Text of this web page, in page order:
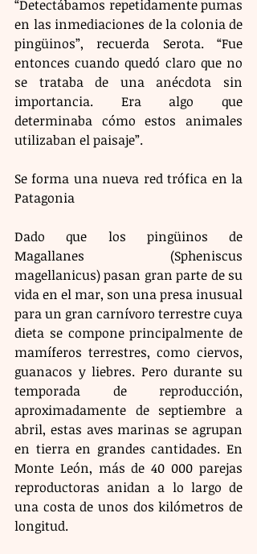
“Detectábamos repetidamente pumas
en las inmediaciones de la colonia de
pingüinos”, recuerda Serota. “Fue
entonces cuando quedó claro que no
se trataba de una anécdota sin
importancia. Era algo que
determinaba cómo estos animales
utilizaban el paisaje”.
Se forma una nueva red trófica en la
Patagonia
Dado que los pingüinos de
Magallanes (Spheniscus
magellanicus) pasan gran parte de su
vida en el mar, son una presa inusual
para un gran carnívoro terrestre cuya
dieta se compone principalmente de
mamíferos terrestres, como ciervos,
guanacos y liebres. Pero durante su
temporada de reproducción,
aproximadamente de septiembre a
abril, estas aves marinas se agrupan
en tierra en grandes cantidades. En
Monte León, más de 40 000 parejas
reproductoras anidan a lo largo de
una costa de unos dos kilómetros de
longitud.